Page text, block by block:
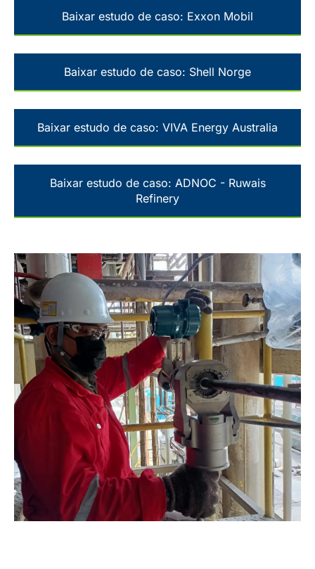
Baixar estudo de caso: Exxon Mobil
Baixar estudo de caso: Shell Norge
Baixar estudo de caso: VIVA Energy Australia
Baixar estudo de caso: ADNOC - Ruwais
Refinery